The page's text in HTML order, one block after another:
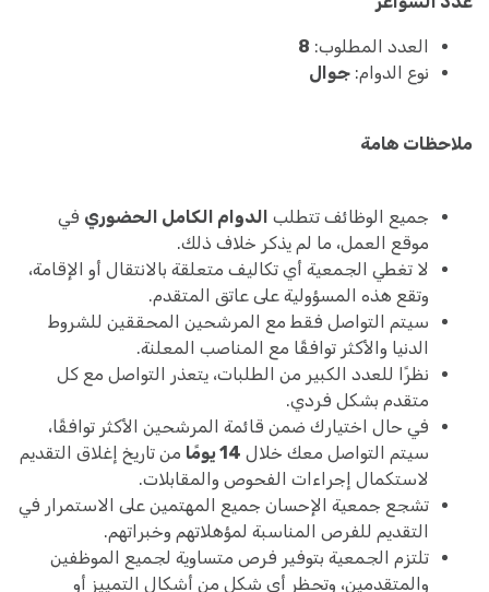
العدد المطلوب: 8
نوع الدوام: جوال
ملاحظات هامة
جميع الوظائف تتطلب الدوام الكامل الحضوري في
موقع العمل، ما لم يذكر خلاف ذلك.
لا تغطي الجمعية أي تكاليف متعلقة بالانتقال أو الإقامة،
وتقع هذه المسؤولية على عاتق المتقدم.
سيتم التواصل فقط مع المرشحين المحققين للشروط
الدنيا والأكثر توافقًا مع المناصب المعلنة.
نظرًا للعدد الكبير من الطلبات، يتعذر التواصل مع كل
متقدم بشكل فردي.
في حال اختيارك ضمن قائمة المرشحين الأكثر توافقًا،
سيتم التواصل معك خلال 14 يومًا
من تاريخ إغلاق التقديم
لاستكمال إجراءات الفحوص والمقابلات.
تشجع جمعية الإحسان جميع المهتمين على الاستمرار في
التقديم للفرص المناسبة لمؤهلاتهم وخبراتهم.
تلتزم الجمعية بتوفير فرص متساوية لجميع الموظفين
والمتقدمين، وتحظر أي شكل من أشكال التمييز أو